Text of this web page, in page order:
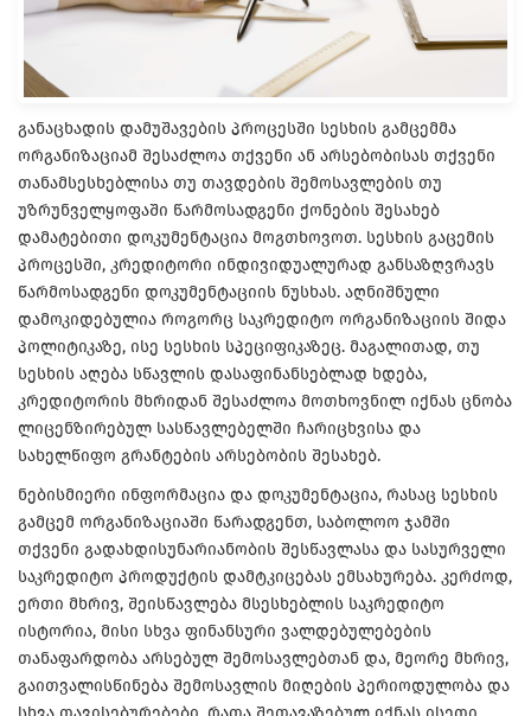
განაცხადის დამუშავების პროცესში სესხის გამცემმა
ორგანიზაციამ შესაძლოა თქვენი ან არსებობისას თქვენი
თანამსესხებლისა თუ თავდების შემოსავლების თუ
უზრუნველყოფაში წარმოსადგენი ქონების შესახებ
დამატებითი დოკუმენტაცია მოგთხოვოთ. სესხის გაცემის
პროცესში, კრედიტორი ინდივიდუალურად განსაზღვრავს
წარმოსადგენი დოკუმენტაციის ნუსხას. აღნიშნული
დამოკიდებულია როგორც საკრედიტო ორგანიზაციის შიდა
პოლიტიკაზე, ისე სესხის სპეციფიკაზეც. მაგალითად, თუ
სესხის აღება სწავლის დასაფინანსებლად ხდება,
კრედიტორის მხრიდან შესაძლოა მოთხოვნილ იქნას ცნობა
ლიცენზირებულ სასწავლებელში ჩარიცხვისა და
სახელწიფო გრანტების არსებობის შესახებ.
ნებისმიერი ინფორმაცია და დოკუმენტაცია, რასაც სესხის
გამცემ ორგანიზაციაში წარადგენთ, საბოლოო ჯამში
თქვენი გადახდისუნარიანობის შესწავლასა და სასურველი
საკრედიტო პროდუქტის დამტკიცებას ემსახურება. კერძოდ,
ერთი მხრივ, შეისწავლება მსესხებლის საკრედიტო
ისტორია, მისი სხვა ფინანსური ვალდებულებების
თანაფარდობა არსებულ შემოსავლებთან და, მეორე მხრივ,
გაითვალისწინება შემოსავლის მიღების პერიოდულობა და